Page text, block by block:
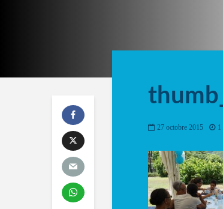
27 octobre 2015 1